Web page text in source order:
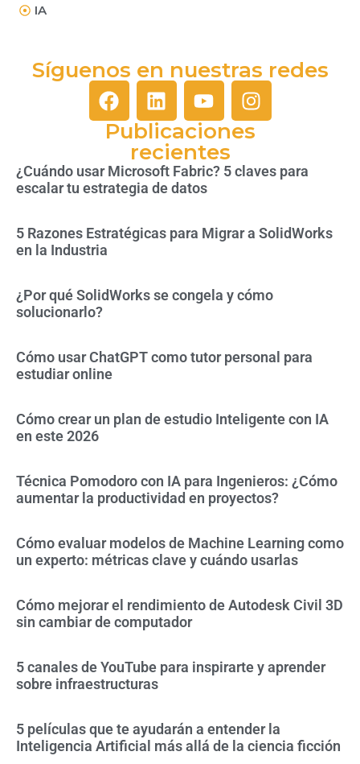
IA
Síguenos en nuestras redes
Publicaciones
recientes
¿Cuándo usar Microsoft Fabric? 5 claves para
escalar tu estrategia de datos
5 Razones Estratégicas para Migrar a SolidWorks
en la Industria
¿Por qué SolidWorks se congela y cómo
solucionarlo?
Cómo usar ChatGPT como tutor personal para
estudiar online
Cómo crear un plan de estudio Inteligente con IA
en este 2026
Técnica Pomodoro con IA para Ingenieros: ¿Cómo
aumentar la productividad en proyectos?
Cómo evaluar modelos de Machine Learning como
un experto: métricas clave y cuándo usarlas
Cómo mejorar el rendimiento de Autodesk Civil 3D
sin cambiar de computador
5 canales de YouTube para inspirarte y aprender
sobre infraestructuras
5 películas que te ayudarán a entender la
Inteligencia Artificial más allá de la ciencia ficción